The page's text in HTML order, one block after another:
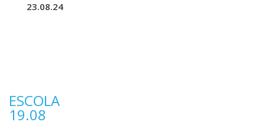
23.08.24
ESCOLA
19.08